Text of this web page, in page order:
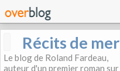
Récits de mer
Le blog de Roland Fardeau,
auteur d'un premier roman sur